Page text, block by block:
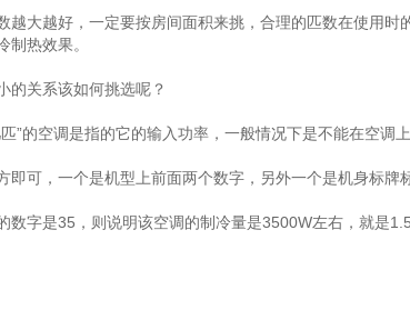
大越好，一定要按房间面积来挑，合理的匹数在使用时
制热效果。
关系该如何挑选呢？
的空调是指的它的输入功率，一般情况下是不能在空调上
可，一个是机型上前面两个数字，另外一个是机身标牌标
字是35，则说明该空调的制冷量是3500W左右，就是1.5